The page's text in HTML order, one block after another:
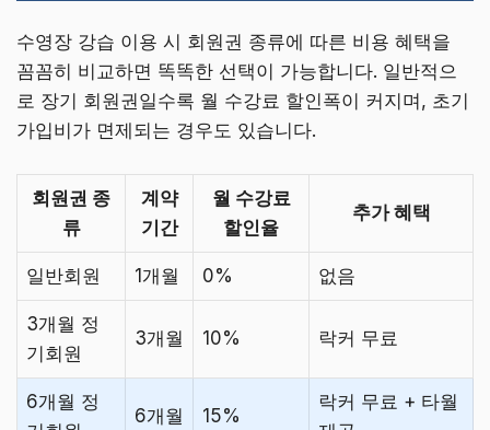
수영장 강습 이용 시 회원권 종류에 따른 비용 혜택을
꼼꼼히 비교하면 똑똑한 선택이 가능합니다. 일반적으
로 장기 회원권일수록 월 수강료 할인폭이 커지며, 초기
가입비가 면제되는 경우도 있습니다.
회원권 종
류
계약
기간
월 수강료
할인율
추가 혜택
일반회원 1개월 0% 없음
3개월 정
기회원
3개월 10% 락커 무료
6개월 정
6개월 15%
락커 무료 + 타월